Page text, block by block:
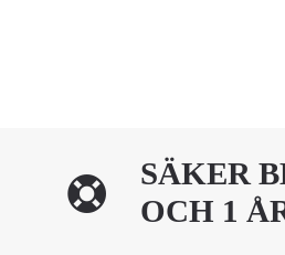
SÄKER
OCH 1